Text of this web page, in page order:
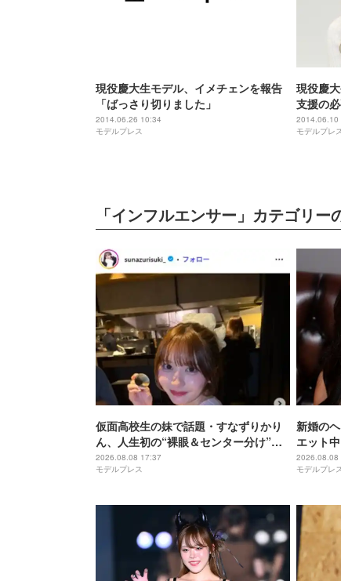
現役慶大生モデル、イメチェンを報告
「ばっさり切りました」
2014.06.26 10:34
モデルプレス
現役慶
支援の
2014.06.10
モデルプレ
「インフルエンサー」カテゴリー
仮面高校生の妹で話題・すなずりかり
ん、人生初の“裸眼＆センター分け”で
雰囲気ガラリ「可愛すぎて衝撃」「美
少女すぎる」
2026.08.08 17:37
モデルプレス
新婚の
エット
ぜるだ
ないの
2026.08.08
モデルプレ